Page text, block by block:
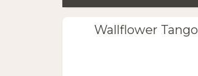
Wallflower Tango